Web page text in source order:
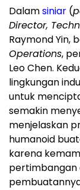
Dalamsiniar (
Director,
Raymond Yin,
Operations,
Leo Chen.
lingkungan
untuk
semakin
menjelaskan
humanoid
karena
pertimbangan